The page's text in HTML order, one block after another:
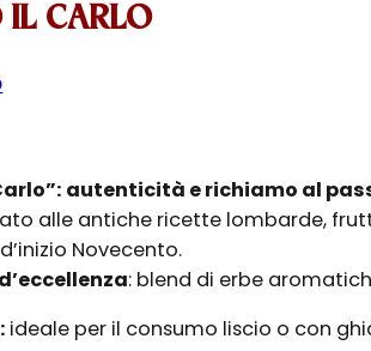
IL CARLO
autenticità e richiamo al
alle antiche ricette lombarde,
Novecento.
: blend di erbe
ideale per il consumo liscio o con